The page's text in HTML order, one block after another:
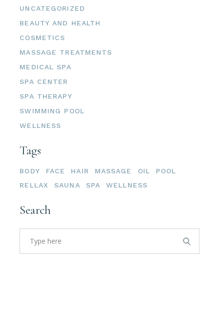
UNCATEGORIZED
BEAUTY AND HEALTH
COSMETICS
MASSAGE TREATMENTS
MEDICAL SPA
SPA CENTER
SPA THERAPY
SWIMMING POOL
WELLNESS
Tags
BODY FACE HAIR MASSAGE OIL
POOL
RELLAX
SAUNA SPA WELLNESS
Search
Search
for: